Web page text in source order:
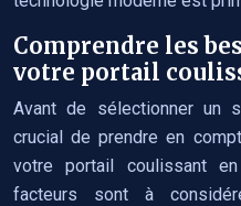
Comprendre les
votre portail
Avant de sélectionner un
crucial de prendre en
votre portail coulissant
facteurs sont à